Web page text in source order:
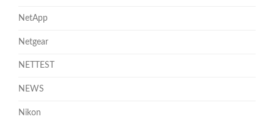
NetApp
Netgear
NETTEST
NEWS
Nikon